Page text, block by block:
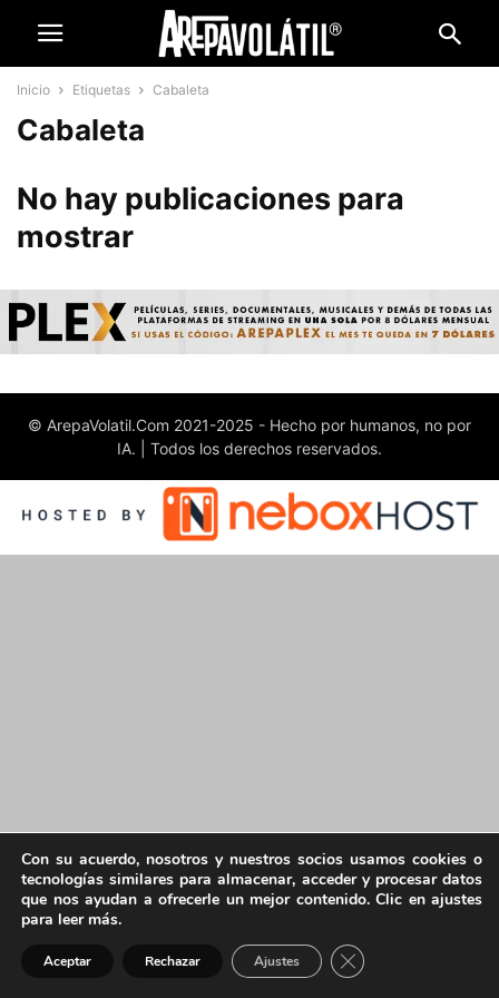
Inicio Etiquetas Cabaleta
Cabaleta
No hay publicaciones para
mostrar
© ArepaVolatil.Com 2021-2025 - Hecho por humanos, no por
IA. | Todos los derechos reservados.
Con su acuerdo, nosotros y nuestros socios usamos cookies o
tecnologías similares para almacenar, acceder y procesar datos
que nos ayudan a ofrecerle un mejor contenido. Clic en ajustes
para leer más.
Aceptar Rechazar Ajustes Cerrar el banner de